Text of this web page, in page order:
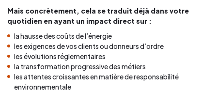
Mais concrètement, cela se traduit déjà dans votre
quotidien en ayant un impact direct sur :
la hausse des coûts de l’énergie
les exigences de vos clients ou donneurs d’ordre
les évolutions réglementaires
la transformation progressive des métiers
les attentes croissantes en matière de responsabilité
environnementale